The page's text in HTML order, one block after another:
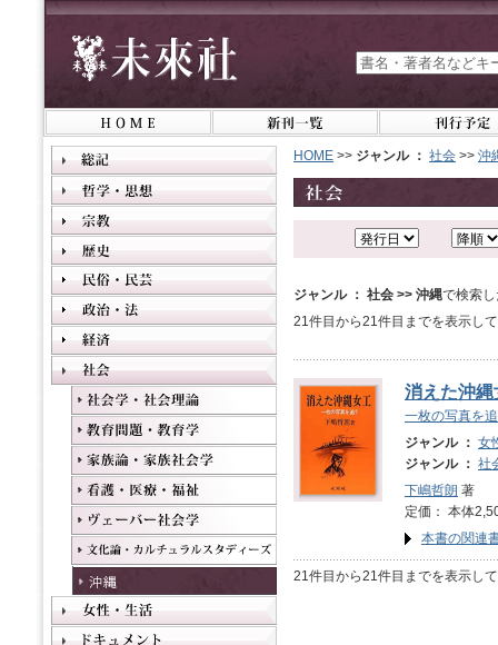
HOME >> ジャンル ： 社会 >> 沖
ジャンル ： 社会 >> 沖縄で検索
21件目から21件目までを表示し
消えた沖縄
一枚の写真を
ジャンル ： 女
ジャンル ： 社
下嶋哲朗 著
定価： 本体
本書の関連
21件目から21件目までを表示し